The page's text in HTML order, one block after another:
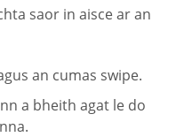
saor in aisce ar an
an cumas swipe.
a bheith agat le do